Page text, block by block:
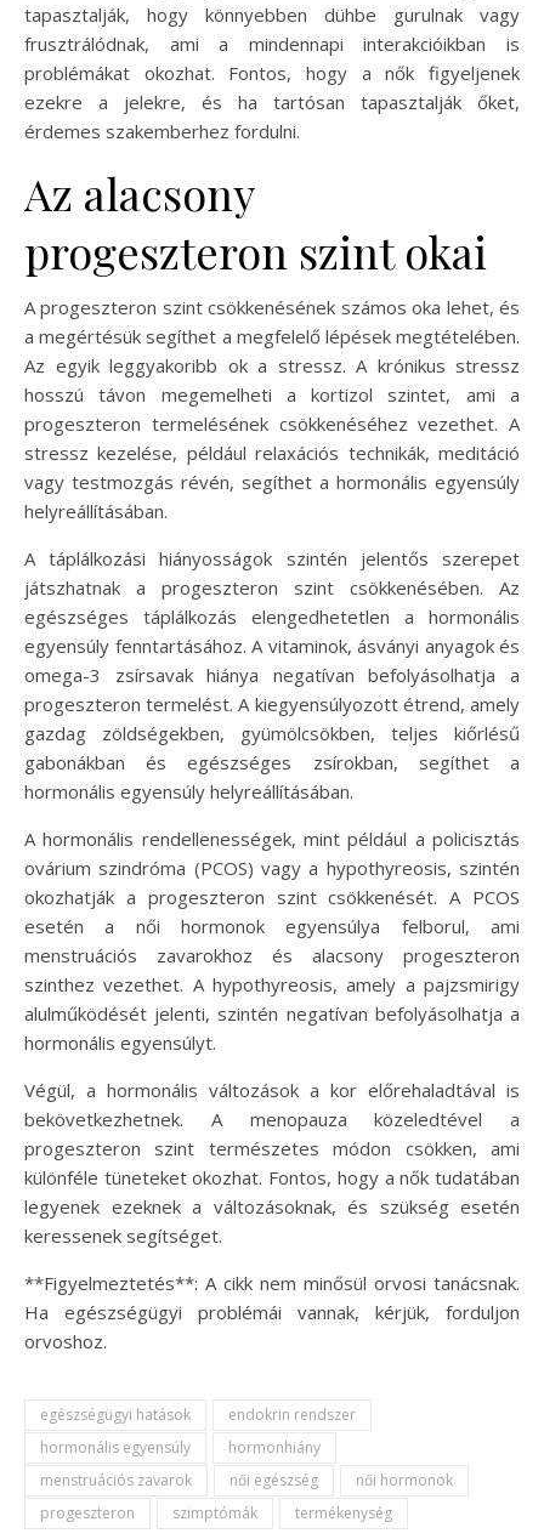
tapasztalják, hogy könnyebben dühbe gurulnak vagy
frusztrálódnak, ami a mindennapi interakcióikban is
problémákat okozhat. Fontos, hogy a nők figyeljenek
ezekre a jelekre, és ha tartósan tapasztalják őket,
érdemes szakemberhez fordulni.
Az alacsony
progeszteron szint okai
A progeszteron szint csökkenésének számos oka lehet, és
a megértésük segíthet a megfelelő lépések megtételében.
Az egyik leggyakoribb ok a stressz. A krónikus stressz
hosszú távon megemelheti a kortizol szintet, ami a
progeszteron termelésének csökkenéséhez vezethet. A
stressz kezelése, például relaxációs technikák, meditáció
vagy testmozgás révén, segíthet a hormonális egyensúly
helyreállításában.
A táplálkozási hiányosságok szintén jelentős szerepet
játszhatnak a progeszteron szint csökkenésében. Az
egészséges táplálkozás elengedhetetlen a hormonális
egyensúly fenntartásához. A vitaminok, ásványi anyagok és
omega-3 zsírsavak hiánya negatívan befolyásolhatja a
progeszteron termelést. A kiegyensúlyozott étrend, amely
gazdag zöldségekben, gyümölcsökben, teljes kiőrlésű
gabonákban és egészséges zsírokban, segíthet a
hormonális egyensúly helyreállításában.
A hormonális rendellenességek, mint például a policisztás
ovárium szindróma (PCOS) vagy a hypothyreosis, szintén
okozhatják a progeszteron szint csökkenését. A PCOS
esetén a női hormonok egyensúlya felborul, ami
menstruációs zavarokhoz és alacsony progeszteron
szinthez vezethet. A hypothyreosis, amely a pajzsmirigy
alulműködését jelenti, szintén negatívan befolyásolhatja a
hormonális egyensúlyt.
Végül, a hormonális változások a kor előrehaladtával is
bekövetkezhetnek. A menopauza közeledtével a
progeszteron szint természetes módon csökken, ami
különféle tüneteket okozhat. Fontos, hogy a nők tudatában
legyenek ezeknek a változásoknak, és szükség esetén
keressenek segítséget.
**Figyelmeztetés**: A cikk nem minősül orvosi tanácsnak.
Ha egészségügyi problémái vannak, kérjük, forduljon
orvoshoz.
egészségügyi hatások
endokrin rendszer
hormonális egyensúly
hormonhiány
menstruációs zavarok
női egészség
női hormonok
progeszteron
szimptómák termékenység